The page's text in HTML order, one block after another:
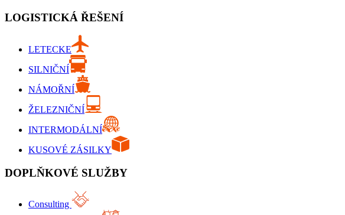
LOGISTICKÁ ŘEŠENÍ
LETECKE
SILNIČNÍ
NÁMOŘNÍ
ŽELEZNIČNÍ
INTERMODÁLNÍ
KUSOVÉ ZÁSILKY
DOPLŇKOVÉ SLUŽBY
Consulting